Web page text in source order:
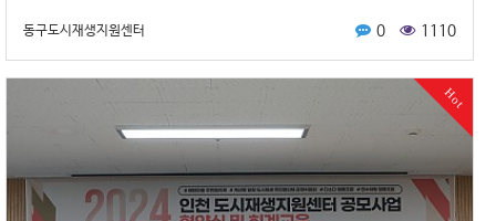
동구도시재생지원센터
0 1110
Hot